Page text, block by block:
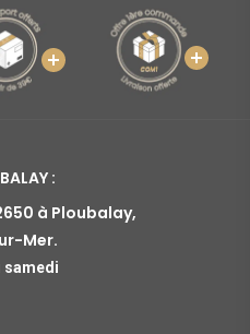
:
à Ploubalay,
Mer.
samedi